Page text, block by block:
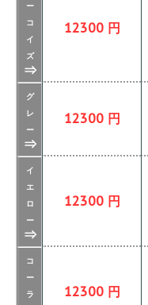
ー
コ
イ
ズ
⇒
12300 円
グ
レ
ー
⇒
12300 円
イ
エ
ロ
ー
⇒
12300 円
コ
ー
ラ
12300 円